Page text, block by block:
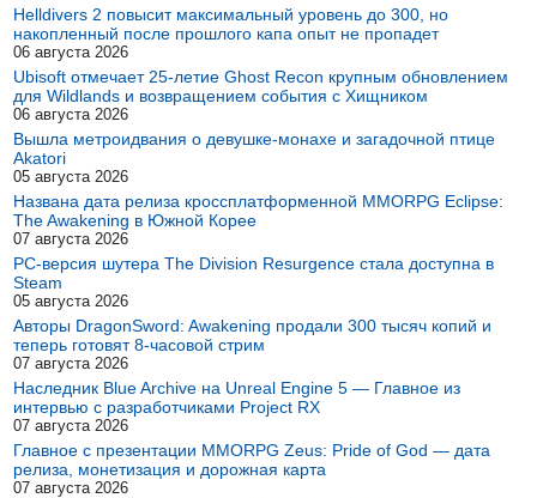
Helldivers 2 повысит максимальный уровень до 300, но
накопленный после прошлого капа опыт не пропадет
06 августа 2026
Ubisoft отмечает 25-летие Ghost Recon крупным обновлением
для Wildlands и возвращением события с Хищником
06 августа 2026
Вышла метроидвания о девушке-монахе и загадочной птице
Akatori
05 августа 2026
Названа дата релиза кроссплатформенной MMORPG Eclipse:
The Awakening в Южной Корее
07 августа 2026
PC-версия шутера The Division Resurgence стала доступна в
Steam
05 августа 2026
Авторы DragonSword: Awakening продали 300 тысяч копий и
теперь готовят 8-часовой стрим
07 августа 2026
Наследник Blue Archive на Unreal Engine 5 — Главное из
интервью с разработчиками Project RX
07 августа 2026
Главное с презентации MMORPG Zeus: Pride of God — дата
релиза, монетизация и дорожная карта
07 августа 2026